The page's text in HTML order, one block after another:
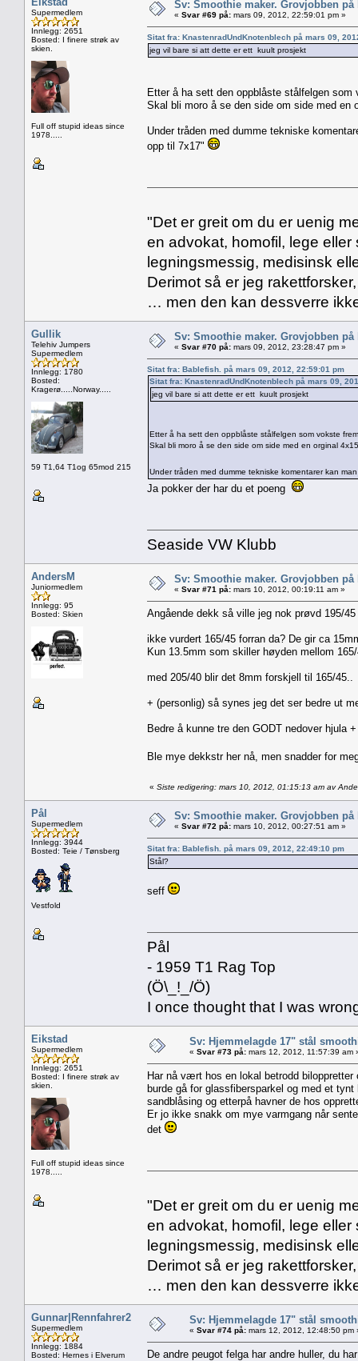
Supermedlem
Innlegg: 2651
Bosted: I finere strøk av
skien.
Full off stupid ideas since
1978.....
Sv: Smoothie maker. Grovjobben
« Svar #69 på: mars 09, 2012, 22:59:01 pm »
Sitat fra: KnastenradUndKnotenblech på mars 09,
jeg vil bare si att dette er ett kuult prosjekt
Etter å ha sett den oppblåste stålfelgen
Skal bli moro å se den side om side med en
Under tråden med dumme tekniske
opp til 7x17"
"Det er greit om du er uenig
en advokat, homofil, lege
legningsmessig, medisinsk
Derimot så er jeg
… men den kan dessverre
Gullik
Telehiv Jumpers
Supermedlem
Innlegg: 1780
Bosted:
Kragerø.....Norway.....
59 T1,64 T1og 65mod 215
Sv: Smoothie maker. Grovjobben
« Svar #70 på: mars 09, 2012, 23:28:47 pm »
Sitat fra: Bablefish. på mars 09, 2012, 22:59:01 pm
Sitat fra: KnastenradUndKnotenblech på mars 09,
jeg vil bare si att dette er ett kuult prosjekt
Etter å ha sett den oppblåste stålfelgen som vokste
Skal bli moro å se den side om side med en orginal
Under tråden med dumme tekniske komentarer kan
Ja pokker der har du et poeng
Seaside VW Klubb
AndersM
Juniormedlem
Innlegg: 95
Bosted: Skien
Sv: Smoothie maker. Grovjobben
« Svar #71 på: mars 10, 2012, 00:19:11 am »
Angående dekk så ville jeg nok prøvd 195/
ikke vurdert 165/45 forran da? De gir ca
Kun 13.5mm som skiller høyden mellom
med 205/40 blir det 8mm forskjell til 165/45..
+ (personlig) så synes jeg det ser bedre ut
Bedre å kunne tre den GODT nedover hjula
Ble mye dekkstr her nå, men snadder for
« Siste redigering: mars 10, 2012, 01:15:13 am av
Pål
Supermedlem
Innlegg: 3944
Bosted: Teie / Tønsberg
Vestfold
Sv: Smoothie maker. Grovjobben
« Svar #72 på: mars 10, 2012, 00:27:51 am »
Sitat fra: Bablefish. på mars 09, 2012, 22:49:10 pm
Stål?
seff
Pål
- 1959 T1 Rag Top
(Ö\_!_/Ö)
I once thought that I was
Eikstad
Supermedlem
Innlegg: 2651
Bosted: I finere strøk av
skien.
Full off stupid ideas since
1978.....
Sv: Hjemmelagde 17" stål
« Svar #73 på: mars 12, 2012, 11:57:39 am
Har nå vært hos en lokal betrodd
burde gå for glassfibersparkel og med et
sandblåsing og etterpå havner de hos
Er jo ikke snakk om mye varmgang når
det
"Det er greit om du er uenig
en advokat, homofil, lege
legningsmessig, medisinsk
Derimot så er jeg
… men den kan dessverre
Gunnar|Rennfahrer2
Supermedlem
Innlegg: 1884
Bosted: Hernes i Elverum
Sv: Hjemmelagde 17" stål
« Svar #74 på: mars 12, 2012, 12:48:50 pm
De andre peugot felga har andre huller, du